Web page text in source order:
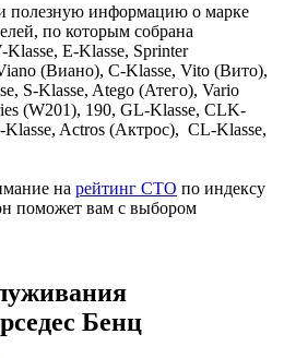
полезную информацию о марке
по которым собрана
E-Klasse, Sprinter
(Виано), C-Klasse, Vito (Вито),
S-Klasse, Atego (Атего), Vario
(W201), 190, GL-Klasse, CLK-
Actros (Актрос), CL-Klasse,
на рейтинг СТО по индексу
поможет вам с выбором
Бенц